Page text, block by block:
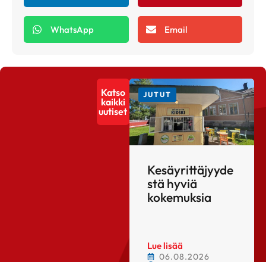
WhatsApp Email
Katso
kaikki
uutiset
JUTUT
Kesäyrittäjyyde
stä hyviä
kokemuksia
Lue lisää
06.08.2026